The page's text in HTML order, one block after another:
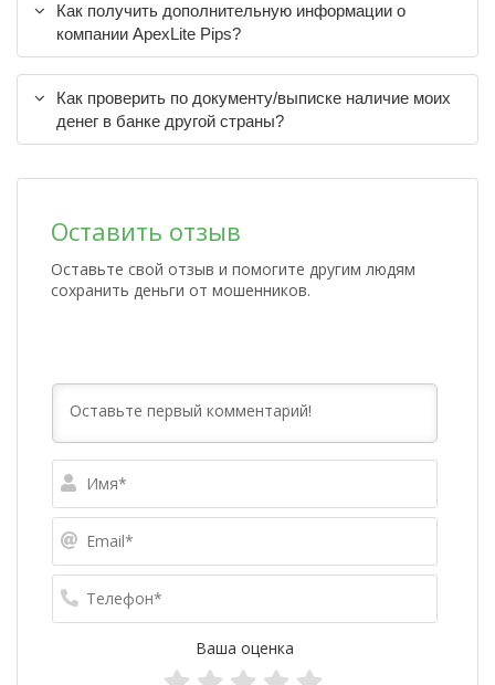
Как получить дополнительную информации о
компании ApexLite Pips?
Как проверить по документу/выписке наличие моих
денег в банке другой страны?
Оставить отзыв
Оставьте свой отзыв и помогите другим людям
сохранить деньги от мошенников.
Ваша оценка